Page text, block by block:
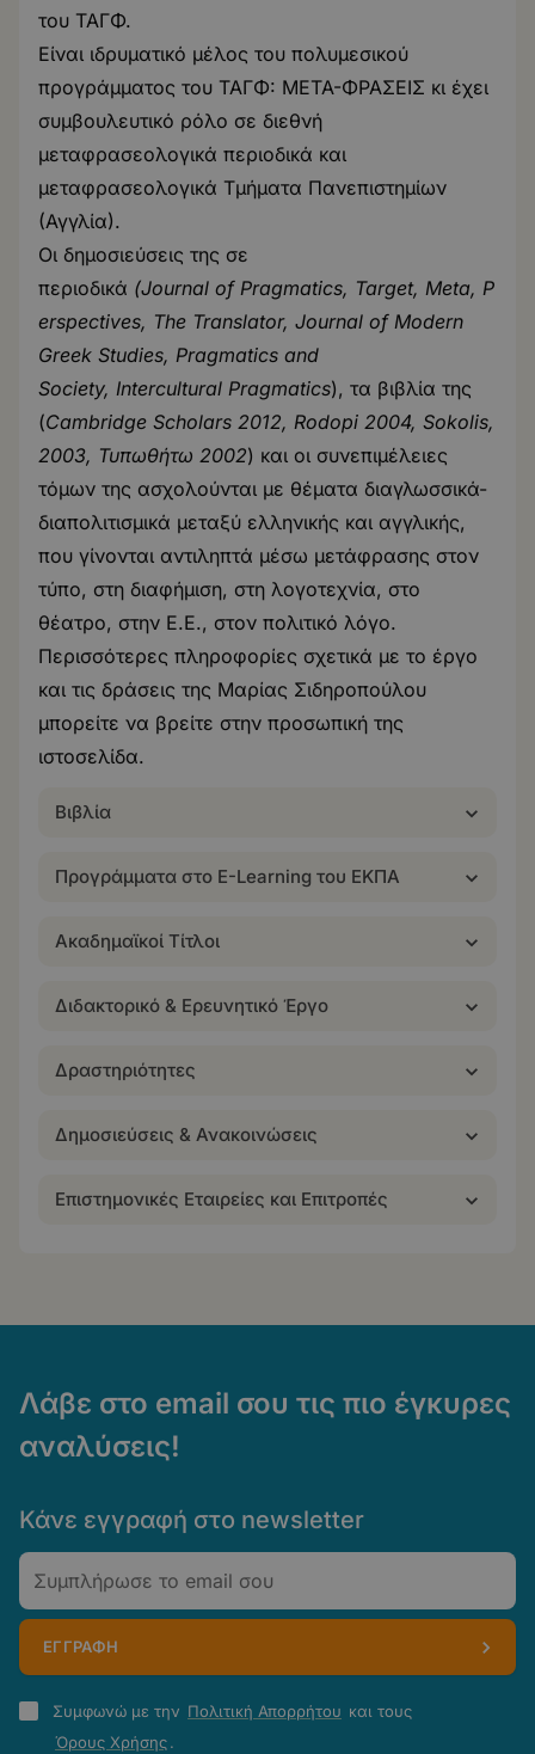
του ΤΑΓΦ.
Είναι ιδρυματικό μέλος του πολυμεσικού
προγράμματος του ΤΑΓΦ: ΜΕΤΑ-ΦΡΑΣΕΙΣ κι έχει
συμβουλευτικό ρόλο σε διεθνή
μεταφρασεολογικά περιοδικά και
μεταφρασεολογικά Τμήματα Πανεπιστημίων
(Αγγλία).
Οι δημοσιεύσεις της σε
περιοδικά (Journal of Pragmatics, Target, Meta, P
erspectives, The Translator, Journal of Modern
Greek Studies, Pragmatics and
Society, Intercultural Pragmatics), τα βιβλία της
(Cambridge Scholars 2012, Rodopi 2004, Sokolis,
2003, Τυπωθήτω 2002) και οι συνεπιμέλειες
τόμων της ασχολούνται με θέματα διαγλωσσικά-
διαπολιτισμικά μεταξύ ελληνικής και αγγλικής,
που γίνονται αντιληπτά μέσω μετάφρασης στον
τύπο, στη διαφήμιση, στη λογοτεχνία, στο
θέατρο, στην Ε.Ε., στον πολιτικό λόγο.
Περισσότερες πληροφορίες σχετικά με το έργο
και τις δράσεις της Μαρίας Σιδηροπούλου
μπορείτε να βρείτε στην προσωπική της
ιστοσελίδα.
Βιβλία
Προγράμματα στο E-Learning του ΕΚΠΑ
Ακαδημαϊκοί Τίτλοι
Διδακτορικό & Ερευνητικό Έργο
Δραστηριότητες
Δημοσιεύσεις & Ανακοινώσεις
Επιστημονικές Εταιρείες και Επιτροπές
Λάβε στο email σου τις πιο έγκυρες
αναλύσεις!
Κάνε εγγραφή στο newsletter
Email
ΕΓΓΡΑΦΗ
Πολιτική
Απορρήτου
Συμφωνώ με την Πολιτική Απορρήτου και τους
Όρους Χρήσης.